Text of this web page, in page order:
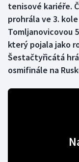
Curling
Dostihy
Florbal
Futsal
tenisové kariéře.
prohrála ve 3.
Tomljanovicovou
který pojala jako
Šestačtyřicátá
osmifinále na